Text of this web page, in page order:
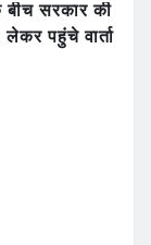
बीच सरकार की
पहुंचे वार्ता